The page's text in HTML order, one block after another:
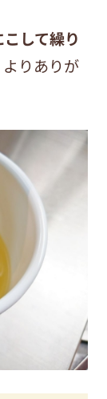
して繰り
りありが